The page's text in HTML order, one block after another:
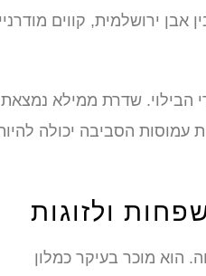
ירושלמית, קווים
הבילוי. שדרת ממילא נמצאת
הסביבה יכולה
ולזוגות
הוא מוכר בעיקר כמלון